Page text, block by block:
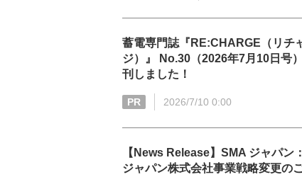
蓄電専門誌『RE:CHARGE（リチ
ジ）』 No.30（2026年7月10日号
刊しました！
PR 2026/7/10 0:00
【News Release】SMA ジャパン
ジャパン株式会社事業戦略変更の